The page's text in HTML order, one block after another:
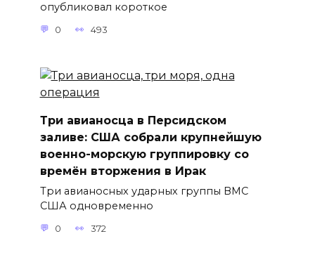
опубликовал короткое
0 493
Три авианосца в Персидском
заливе: США собрали крупнейшую
военно-морскую группировку со
времён вторжения в Ирак
Три авианосных ударных группы ВМС
США одновременно
0 372